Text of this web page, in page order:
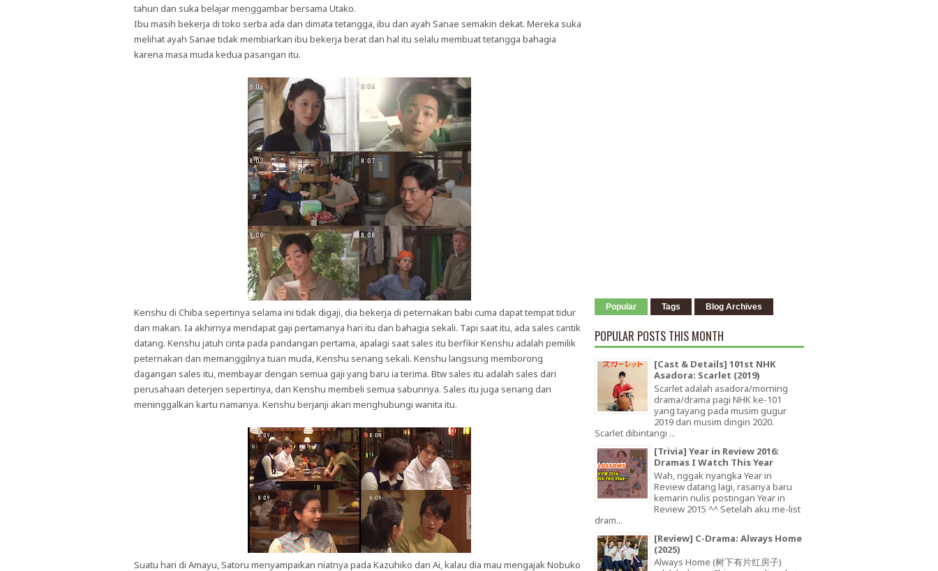
tahun dan suka belajar menggambar bersama Utako.
Ibu masih bekerja di toko serba ada dan dimata tetangga, ibu dan ayah Sanae semakin dekat. Mereka suka
melihat ayah Sanae tidak membiarkan ibu bekerja berat dan hal itu selalu membuat tetangga bahagia
karena masa muda kedua pasangan itu.
Kenshu di Chiba sepertinya selama ini tidak digaji, dia bekerja di peternakan babi cuma dapat tempat tidur
dan makan. Ia akhirnya mendapat gaji pertamanya hari itu dan bahagia sekali. Tapi saat itu, ada sales cantik
datang. Kenshu jatuh cinta pada pandangan pertama, apalagi saat sales itu berfikir Kenshu adalah pemilik
peternakan dan memanggilnya tuan muda, Kenshu senang sekali. Kenshu langsung memborong
dagangan sales itu, membayar dengan semua gaji yang baru ia terima. Btw sales itu adalah sales dari
perusahaan deterjen sepertinya, dan Kenshu membeli semua sabunnya. Sales itu juga senang dan
meninggalkan kartu namanya. Kenshu berjanji akan menghubungi wanita itu.
Suatu hari di Amayu, Satoru menyampaikan niatnya pada Kazuhiko dan Ai, kalau dia mau mengajak Nobuko
Popular Tags Blog Archives
POPULAR POSTS THIS MONTH
[Cast & Details] 101st NHK
Asadora: Scarlet (2019)
Scarlet adalah asadora/morning
drama/drama pagi NHK ke-101
yang tayang pada musim gugur
2019 dan musim dingin 2020.
Scarlet dibintangi ...
[Trivia] Year in Review 2016:
Dramas I Watch This Year
Wah, nggak nyangka Year in
Review datang lagi, rasanya baru
kemarin nulis postingan Year in
Review 2015 ^^ Setelah aku me-list
dram...
[Review] C-Drama: Always Home
(2025)
Always Home (树下有片红房子)